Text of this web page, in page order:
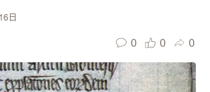
日
0 0 0